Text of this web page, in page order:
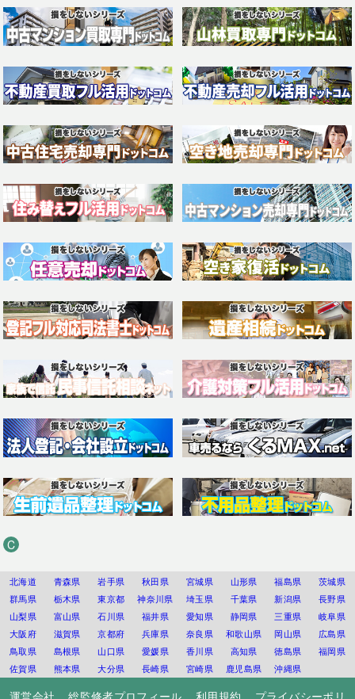
C
北海道 青森県 岩手県 秋田県 宮城県 山形県 福島県
茨城県
群馬県
栃木県 東京都 神奈川県 埼玉県 千葉県 新潟県
長野県
山梨県
富山県 石川県 福井県 愛知県 静岡県 三重県
岐阜県
大阪府
滋賀県 京都府 兵庫県 奈良県 和歌山県 岡山県
広島県
鳥取県
島根県 山口県 愛媛県 香川県 高知県 徳島県
福岡県
佐賀県
熊本県 大分県 長崎県 宮崎県 鹿児島県 沖縄県
運営会社 総監修者プロフィール 利用規約 プライバシーポリ